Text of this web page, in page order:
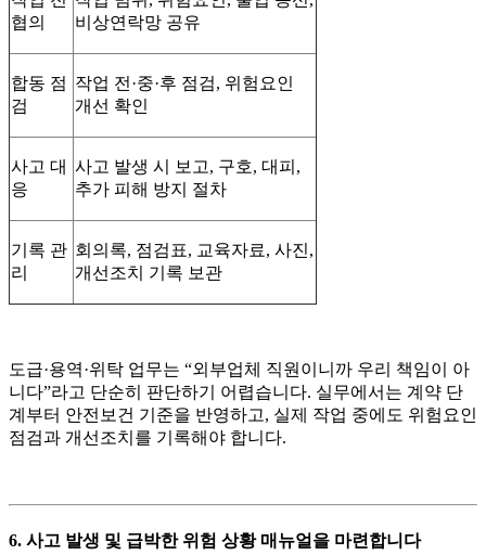
협의
비상연락망 공유
합동 점
검
작업 전·중·후 점검, 위험요인
개선 확인
사고 대
응
사고 발생 시 보고, 구호, 대피,
추가 피해 방지 절차
기록 관
리
회의록, 점검표, 교육자료, 사진,
개선조치 기록 보관
도급·용역·위탁 업무는 “외부업체 직원이니까 우리 책임이 아
니다”라고 단순히 판단하기 어렵습니다. 실무에서는 계약 단
계부터 안전보건 기준을 반영하고, 실제 작업 중에도 위험요인
점검과 개선조치를 기록해야 합니다.
6. 사고 발생 및 급박한 위험 상황 매뉴얼을 마련합니다